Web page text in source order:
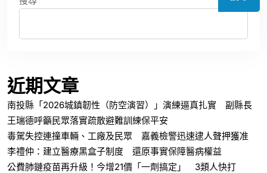
近期文章
南投縣「2026城鎮韌性（防空演習）」演練逼真扎實 副縣長
王瑞德呼籲民眾落實疏散避難訓練保平安
毒駕失控連撞車輛、工廠及民眾 嘉義檢警迅速逮人聲押獲准
李禮仲：建立醫療黑盒子制度 還原事實保障醫病權益
公費肺鏈疫苗再升級！今增21價「一劑搞定」 3類人快打